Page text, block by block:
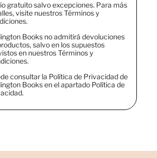
gratuito salvo excepciones. Para más
visite nuestros Términos y
Books no admitirá devoluciones
salvo en los supuestos
en nuestros Términos y
consultar la Política de Privacidad de
Books en el apartado Política de